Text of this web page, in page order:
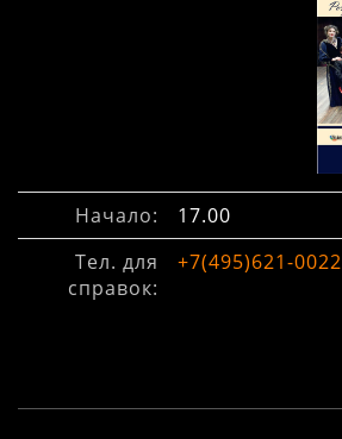
Начало:
17.00
Тел. для
справок:
+7(495)621-0022